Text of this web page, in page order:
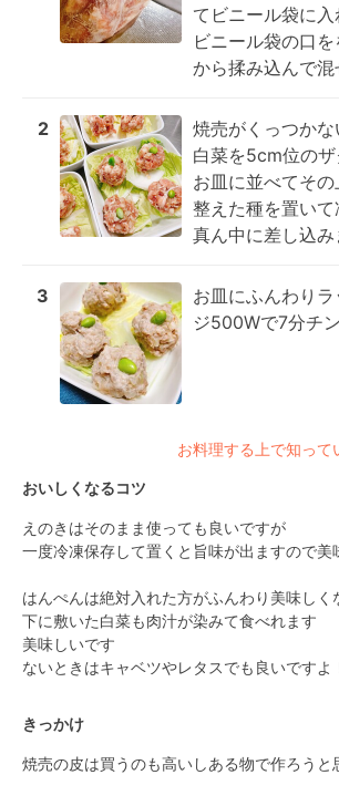
てビニール袋に入
ビニール袋の口
から揉み込んで混
2
焼売がくっつか
白菜を5cm位の
お皿に並べてそ
整えた種を置い
真ん中に差し込み
3
お皿にふんわり
ジ500Wで7分チ
お料理する上で知って
おいしくなるコツ
えのきはそのまま使っても良いですが
一度冷凍保存して置くと旨味が出ますので美
はんぺんは絶対入れた方がふんわり美味しく
下に敷いた白菜も肉汁が染みて食べれます
美味しいです
ないときはキャベツやレタスでも良いですよ
きっかけ
焼売の皮は買うのも高いしある物で作ろうと